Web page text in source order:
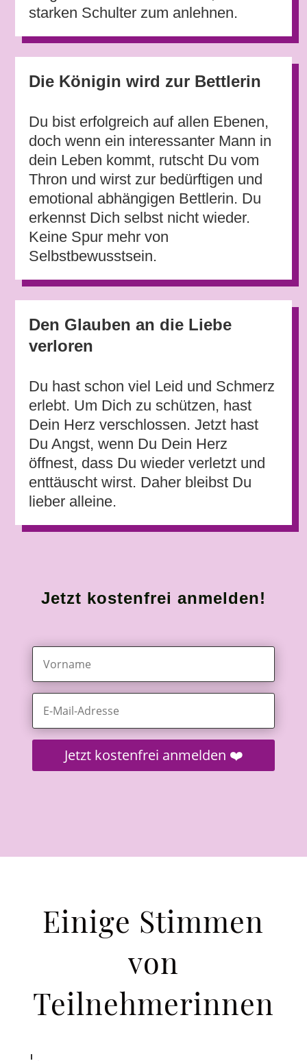
starken Schulter zum anlehnen.
Die Königin wird zur Bettlerin
Du bist erfolgreich auf allen Ebenen,
doch wenn ein interessanter Mann in
dein Leben kommt, rutscht Du vom
Thron und wirst zur bedürftigen und
emotional abhängigen Bettlerin. Du
erkennst Dich selbst nicht wieder.
Keine Spur mehr von
Selbstbewusstsein.
Den Glauben an die Liebe
verloren
Du hast schon viel Leid und Schmerz
erlebt. Um Dich zu schützen, hast
Dein Herz verschlossen. Jetzt hast
Du Angst, wenn Du Dein Herz
öffnest, dass Du wieder verletzt und
enttäuscht wirst. Daher bleibst Du
lieber alleine.
Jetzt kostenfrei anmelden!
Jetzt kostenfrei anmelden ❤️
Einige Stimmen
von
Teilnehmerinnen